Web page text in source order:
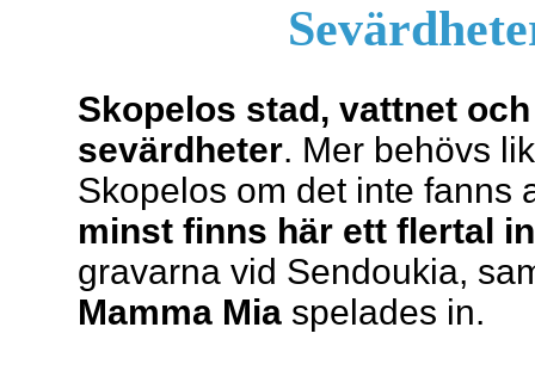
Skopelos stad, vattnet
sevärdheter. Mer behövs
Skopelos om det inte fanns
minst finns här ett flertal
gravarna vid Sendoukia,
Mamma Mia spelades in.